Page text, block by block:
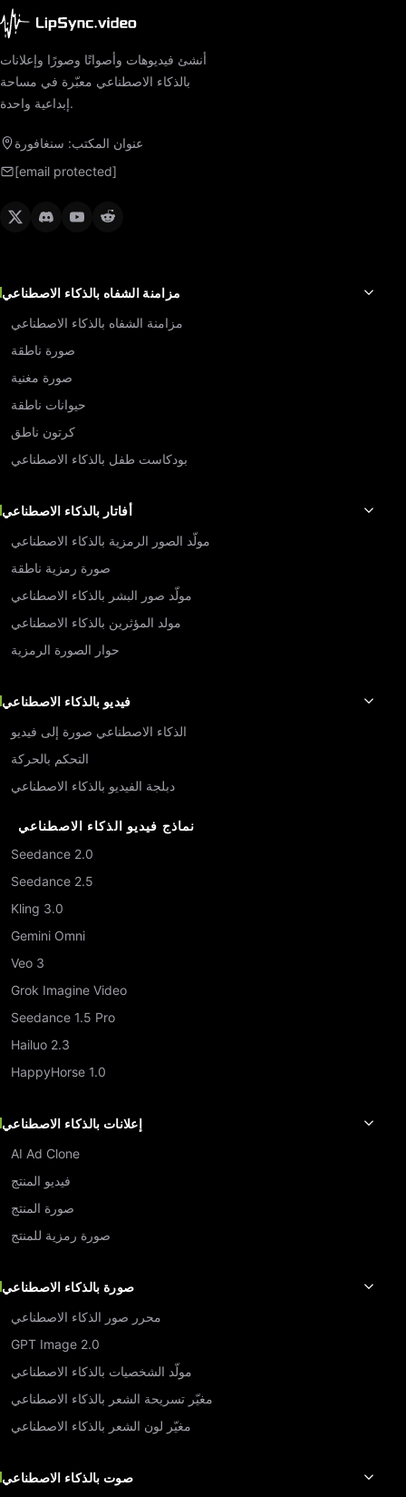
أنشئ فيديوهات وأصواتًا وصورًا وإعلانات
بالذكاء الاصطناعي معبّرة في مساحة
إبداعية واحدة.
عنوان المكتب: سنغافورة
[email protected]
مزامنة الشفاه بالذكاء الاصطناعي
مزامنة الشفاه بالذكاء الاصطناعي
صورة ناطقة
صورة مغنية
حيوانات ناطقة
كرتون ناطق
بودكاست طفل بالذكاء الاصطناعي
صورة بالذكاء الاصطناعي
محرر صور الذكاء الاصطناعي
GPT Image 2.0
مولّد الشخصيات بالذكاء الاصطناعي
مغيّر تسريحة الشعر بالذكاء الاصطناعي
مغيّر لون الشعر بالذكاء الاصطناعي
أفاتار بالذكاء الاصطناعي
مولّد الصور الرمزية بالذكاء الاصطناعي
صورة رمزية ناطقة
مولّد صور البشر بالذكاء الاصطناعي
مولد المؤثرين بالذكاء الاصطناعي
حوار الصورة الرمزية
صوت بالذكاء الاصطناعي
فيديو بالذكاء الاصطناعي
الذكاء الاصطناعي صورة إلى فيديو
التحكم بالحركة
دبلجة الفيديو بالذكاء الاصطناعي
نماذج فيديو الذكاء الاصطناعي
Seedance 2.0
Seedance 2.5
Kling 3.0
Gemini Omni
Veo 3
Grok Imagine Video
Seedance 1.5 Pro
Hailuo 2.3
HappyHorse 1.0
إعلانات بالذكاء الاصطناعي
AI Ad Clone
فيديو المنتج
صورة المنتج
صورة رمزية للمنتج